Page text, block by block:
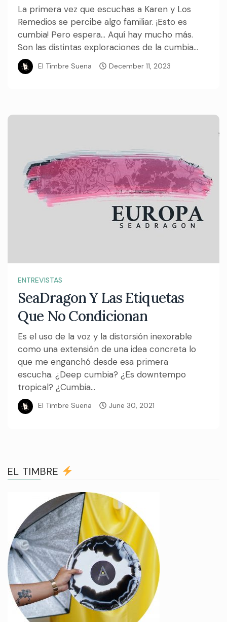
La primera vez que escuchas a Karen y Los
Remedios se percibe algo familiar. ¡Esto es
cumbia! Pero espera... Aquí hay mucho más.
Son las distintas exploraciones de la cumbia...
El Timbre Suena December 11, 2023
ENTREVISTAS
SeaDragon Y Las Etiquetas
Que No Condicionan
Es el uso de la voz y la distorsión inexorable
como una extensión de una idea concreta lo
que me enganchó desde esa primera
escucha. ¿Deep cumbia? ¿Es downtempo
tropical? ¿Cumbia...
El Timbre Suena June 30, 2021
EL TIMBRE